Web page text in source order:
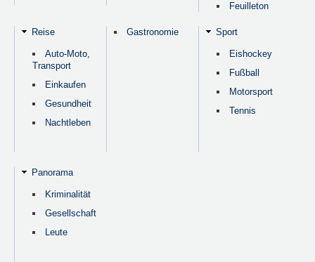
Feuilleton
Reise
Auto-Moto,
Transport
Einkaufen
Gesundheit
Nachtleben
Gastronomie Sport
Eishockey
Fußball
Motorsport
Tennis
Panorama
Kriminalität
Gesellschaft
Leute